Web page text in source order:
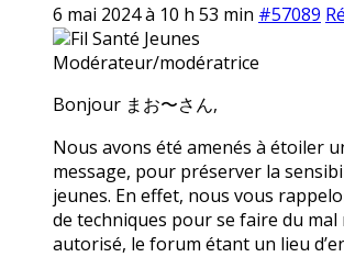
6 mai 2024 à 10 h 53 min #57089
Fil Santé Jeunes
Modérateur/modératrice
Bonjour まお〜さん,
Nous avons été amenés à étoiler
message, pour préserver la
jeunes. En effet, nous vous
de techniques pour se faire du mal
autorisé, le forum étant un lieu